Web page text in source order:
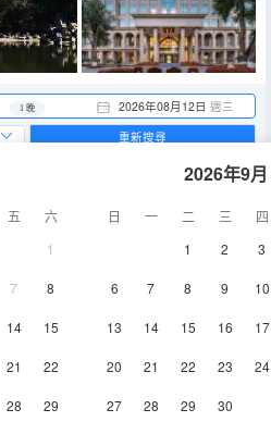
2026年08月12日 週三
1 晚
五
六
1
7 8
14 15
21 22
28 29
2026年9月
日 一 二 三
四
1
2 3
6 7 8 9 10
13 14 15 16 17
20 21 22 23 24
27 28 29 30
重新搜尋
空調
6號樓公寓式·複式家庭房